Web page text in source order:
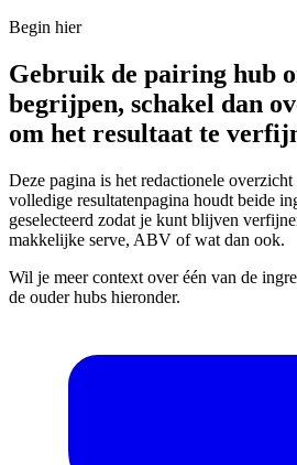
Begin hier
Gebruik de pairing hub
begrijpen, schakel dan
om het resultaat te
Deze pagina is het redactionele
volledige resultatenpagina houdt beide
geselecteerd zodat je kunt blijven
makkelijke serve, ABV of wat dan ook.
Wil je meer context over één van de
de ouder hubs hieronder.